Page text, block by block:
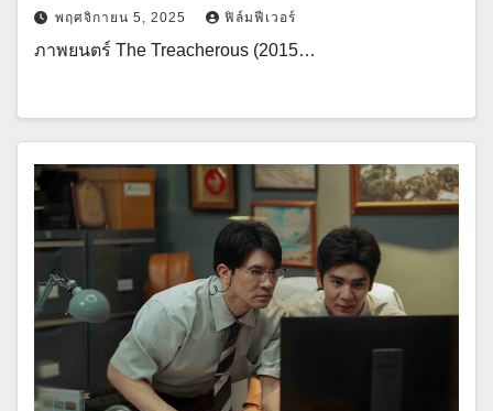
พฤศจิกายน 5, 2025 ฟิล์มฟีเวอร์
ภาพยนตร์ The Treacherous (2015…